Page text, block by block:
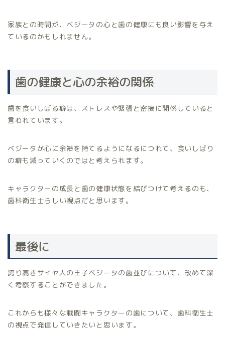
家族との時間が、ベジータの心と歯の健康にも良い影響を与え
ているのかもしれません。
歯の健康と心の余裕の関係
歯を食いしばる癖は、ストレスや緊張と密接に関係していると
言われています。
ベジータが心に余裕を持てるようになるにつれて、食いしばり
の癖も減っていくのではと考えられます。
キャラクターの成長と歯の健康状態を結びつけて考えるのも、
歯科衛生士らしい視点だと思います。
最後に
誇り高きサイヤ人の王子ベジータの歯並びについて、改めて深
く考察することができました。
これからも様々な戦闘キャラクターの歯について、歯科衛生士
の視点で発信していきたいと思います。